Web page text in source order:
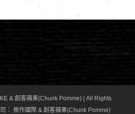
& 創客蘋果(Chunk Pomme) | All Rights
： 振作國際 & 創客蘋果(Chunk Pomme)